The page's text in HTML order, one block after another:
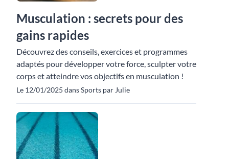
Musculation : secrets pour des
gains rapides
Découvrez des conseils, exercices et programmes
adaptés pour développer votre force, sculpter votre
corps et atteindre vos objectifs en musculation !
Le 12/01/2025 dans Sports par Julie